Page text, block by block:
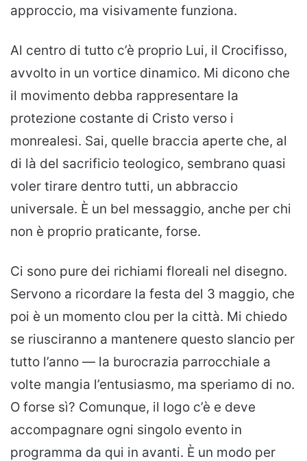
approccio, ma visivamente funziona.
Al centro di tutto c’è proprio Lui, il Crocifisso,
avvolto in un vortice dinamico. Mi dicono che
il movimento debba rappresentare la
protezione costante di Cristo verso i
monrealesi. Sai, quelle braccia aperte che, al
di là del sacrificio teologico, sembrano quasi
voler tirare dentro tutti, un abbraccio
universale. È un bel messaggio, anche per chi
non è proprio praticante, forse.
Ci sono pure dei richiami floreali nel disegno.
Servono a ricordare la festa del 3 maggio, che
poi è un momento clou per la città. Mi chiedo
se riusciranno a mantenere questo slancio per
tutto l’anno — la burocrazia parrocchiale a
volte mangia l’entusiasmo, ma speriamo di no.
O forse sì? Comunque, il logo c’è e deve
accompagnare ogni singolo evento in
programma da qui in avanti. È un modo per